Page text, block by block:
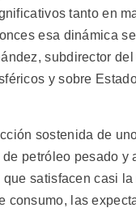
tanto en
esa dinámica
subdirector del
y sobre
sostenida de
petróleo pesado y
que satisfacen casi
consumo, las